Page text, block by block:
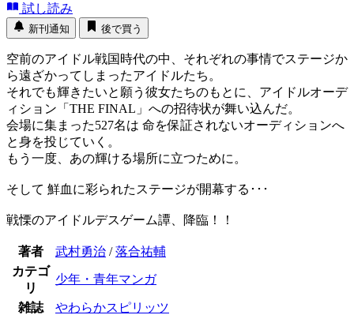
試し読み
新刊通知 後で買う
空前のアイドル戦国時代の中、それぞれの事情でステージか
ら遠ざかってしまったアイドルたち。
それでも輝きたいと願う彼女たちのもとに、アイドルオーデ
ィション「THE FINAL」への招待状が舞い込んだ。
会場に集まった527名は 命を保証されないオーディションへ
と身を投じていく。
もう一度、あの輝ける場所に立つために。
そして 鮮血に彩られたステージが開幕する･･･
戦慄のアイドルデスゲーム譚、降臨！！
著者 武村勇治 /落合祐輔
カテゴ
リ
少年・青年マンガ
雑誌
やわらかスピリッツ